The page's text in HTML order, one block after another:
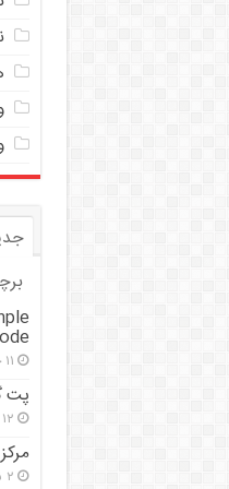
۱۱ خرداد ۱۴۰۴
پت
۱۲ آذر ۱۴۰۳
۲ شهریور ۱۴۰۳